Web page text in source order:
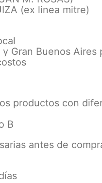
(ex linea mitre)
Gran Buenos Aires
productos con
B
antes de